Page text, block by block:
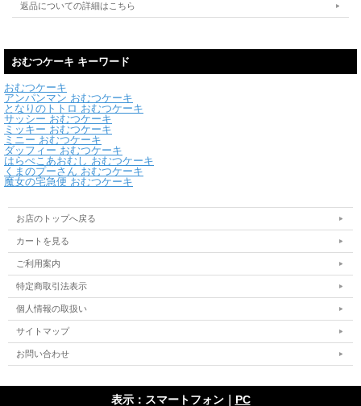
返品についての詳細はこちら
おむつケーキ キーワード
おむつケーキ
アンパンマン おむつケーキ
となりのトトロ おむつケーキ
サッシー おむつケーキ
ミッキー おむつケーキ
ミニー おむつケーキ
ダッフィー おむつケーキ
はらぺこあおむし おむつケーキ
くまのプーさん おむつケーキ
魔女の宅急便 おむつケーキ
お店のトップへ戻る
カートを見る
ご利用案内
特定商取引法表示
個人情報の取扱い
サイトマップ
お問い合わせ
表示：スマートフォン｜ PC